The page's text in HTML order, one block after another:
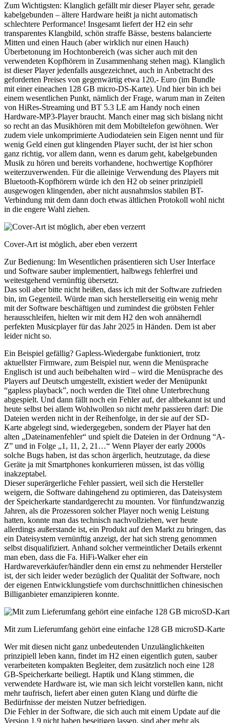
Zum Wichtigsten: Klanglich gefällt mir dieser Player sehr, gerade
kabelgebunden – ältere Hardware heißt ja nicht automatisch
schlechtere Performance! Insgesamt liefert der H2 ein sehr
transparentes Klangbild, schön straffe Bässe, bestens balancierte
Mitten und einen Hauch (aber wirklich nur einen Hauch)
Überbetonung im Hochtonbereich (was sicher auch mit den
verwendeten Kopfhörern in Zusammenhang stehen mag). Klanglich
ist dieser Player jedenfalls ausgezeichnet, auch in Anbetracht des
geforderten Preises von gegenwärtig etwa 120,- Euro (im Bundle
mit einer eineachen 128 GB micro-DS-Karte). Und hier bin ich bei
einem wesentlichen Punkt, nämlich der Frage, warum man in Zeiten
von HiRes-Streaming und BT 5.3 LE am Handy noch einen
Hardware-MP3-Player braucht. Manch einer mag sich bislang nicht
so recht an das Musikhören mit dem Mobiltelefon gewöhnen. Wer
zudem viele unkomprimierte Audiodateien sein Eigen nennt und für
wenig Geld einen gut klingenden Player sucht, der ist hier schon
ganz richtig, vor allem dann, wenn es darum geht, kabelgebunden
Musik zu hören und bereits vorhandene, hochwertige Kopfhörer
weiterzuverwenden. Für die alleinige Verwendung des Players mit
Bluetooth-Kopfhörern würde ich den H2 ob seiner prinzipiell
ausgewogen klingenden, aber nicht ausnahmslos stabilen BT-
Verbindung mit dem dann doch etwas ältlichen Protokoll wohl nicht
in die engere Wahl ziehen.
Cover-Art ist möglich, aber eben verzerrt
Zur Bedienung: Im Wesentlichen präsentieren sich User Interface
und Software sauber implementiert, halbwegs fehlerfrei und
weitestgehend vernünftig übersetzt.
Das soll aber bitte nicht heißen, dass ich mit der Software zufrieden
bin, im Gegenteil. Würde man sich herstellerseitig ein wenig mehr
mit der Software beschäftigen und zumindest die gröbsten Fehler
herausschleifen, hielten wir mit dem H2 den woh annäherndl
perfekten Musicplayer für das Jahr 2025 in Händen. Dem ist aber
leider nicht so.
Ein Beispiel gefällig? Gapless-Wiedergabe funktioniert, trotz
aktuellster Firmware, zum Beispiel nur, wenn die Menüsprache
Englisch ist und auch beibehalten wird – wird die Menüsprache des
Players auf Deutsch umgestellt, existiert weder der Menüpunkt
“gapless playback”, noch werden die Titel ohne Unterbrechung
abgespielt. Und dann fällt noch ein Fehler auf, der altbekannt ist und
heute selbst bei allem Wohlwollen so nicht mehr passieren darf: Die
Dateien werden nicht in der Reihenfolge, in der sie auf der SD-
Karte abgelegt sind, wiedergegeben, sondern der Player hat den
alten „Dateinamenfehler“ und spielt die Dateien in der Ordnung “A-
Z” und in Folge „1, 11, 2, 21…“ Wenn Player der early 2000s
solche Bugs haben, ist das schon ärgerlich, heutzutage, da diese
Geräte ja mit Smartphones konkurrieren müssen, ist das völlig
inakzeptabel.
Dieser superärgerliche Fehler passiert, weil sich die Hersteller
weigern, die Software dahingehend zu optimieren, das Dateisystem
der Speicherkarte standardgerecht zu mounten. Vor fünfundzwanzig
Jahren, als die Prozessoren solcher Player noch wenig Leistung
hatten, konnte man das technisch nachvollziehen, wer heute
allerdings außerstande ist, ein Produkt auf den Markt zu bringen, das
ein Dateisystem vernünftig anzeigt, der hat sich streng genommen
selbst disqualifiziert. Anhand solcher vermeintlicher Details erkennt
man eben, dass die Fa. HiFi-Walker eher ein
Hardwareverkäufer/händler denn ein ernst zu nehmender Hersteller
ist, der sich leider weder bezüglich der Qualität der Software, noch
der eigenen Entwicklungstiefe vom durchschnittlichen chinesischen
Billiganbieter emanzipieren konnte.
Mit zum Lieferumfang gehört eine einfache 128 GB microSD-Karte
Wer mit diesen nicht ganz unbedeutenden Unzulänglichkeiten
prinzipiell leben kann, findet im H2 einen eigentlich guten, sauber
verarbeiteten kompakten Begleiter, dem zusätzlich noch eine 128
GB-Speicherkarte beiliegt. Haptik und Klang stimmen, die
verwendete Hardware ist, wie man sich leicht vorstellen kann, nicht
mehr taufrisch, liefert aber einen guten Klang und dürfte die
Bedürfnisse der meisten Nutzer befriedigen.
Die Fehler in der Software, die sich auch mit einem Update auf die
Version 1.9 nicht haben beseitigen lassen, sind aber mehr als